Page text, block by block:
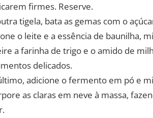
firmes. Reserve.
tigela, bata as gemas com o
o leite e a essência de baunilha,
a farinha de trigo e o amido de
delicados.
adicione o fermento em pó e
as claras em neve à massa,